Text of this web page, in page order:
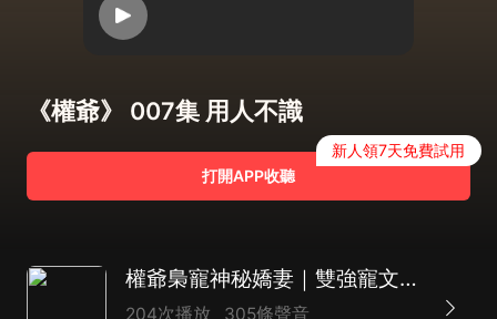
《權爺》 007集 用人不識
打開APP收聽
新人領7天免費試用
權爺梟寵神秘嬌妻｜雙強寵文｜多人有聲劇
204次播放 305條聲音